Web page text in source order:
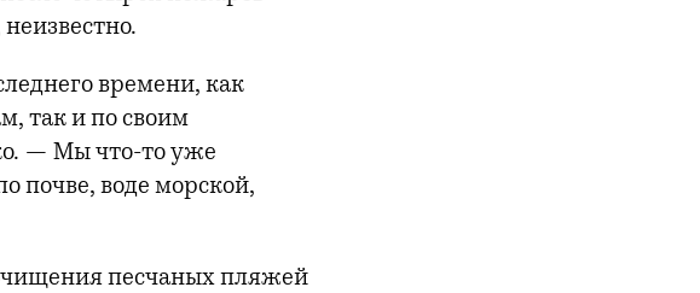
времени, как
так и по своим
— Мы что-то уже
почве, воде морской,
песчаных пляжей